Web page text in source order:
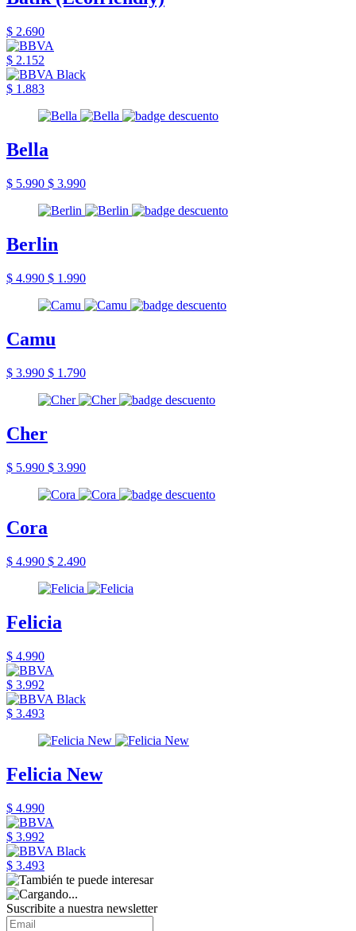
$ 2.690
$ 2.152
$ 1.883
Bella
$ 5.990 $ 3.990
Berlin
$ 4.990 $ 1.990
Camu
$ 3.990 $ 1.790
Cher
$ 5.990 $ 3.990
Cora
$ 4.990 $ 2.490
Felicia
$ 4.990
$ 3.992
$ 3.493
Felicia New
$ 4.990
$ 3.992
$ 3.493
Suscribite a nuestra newsletter